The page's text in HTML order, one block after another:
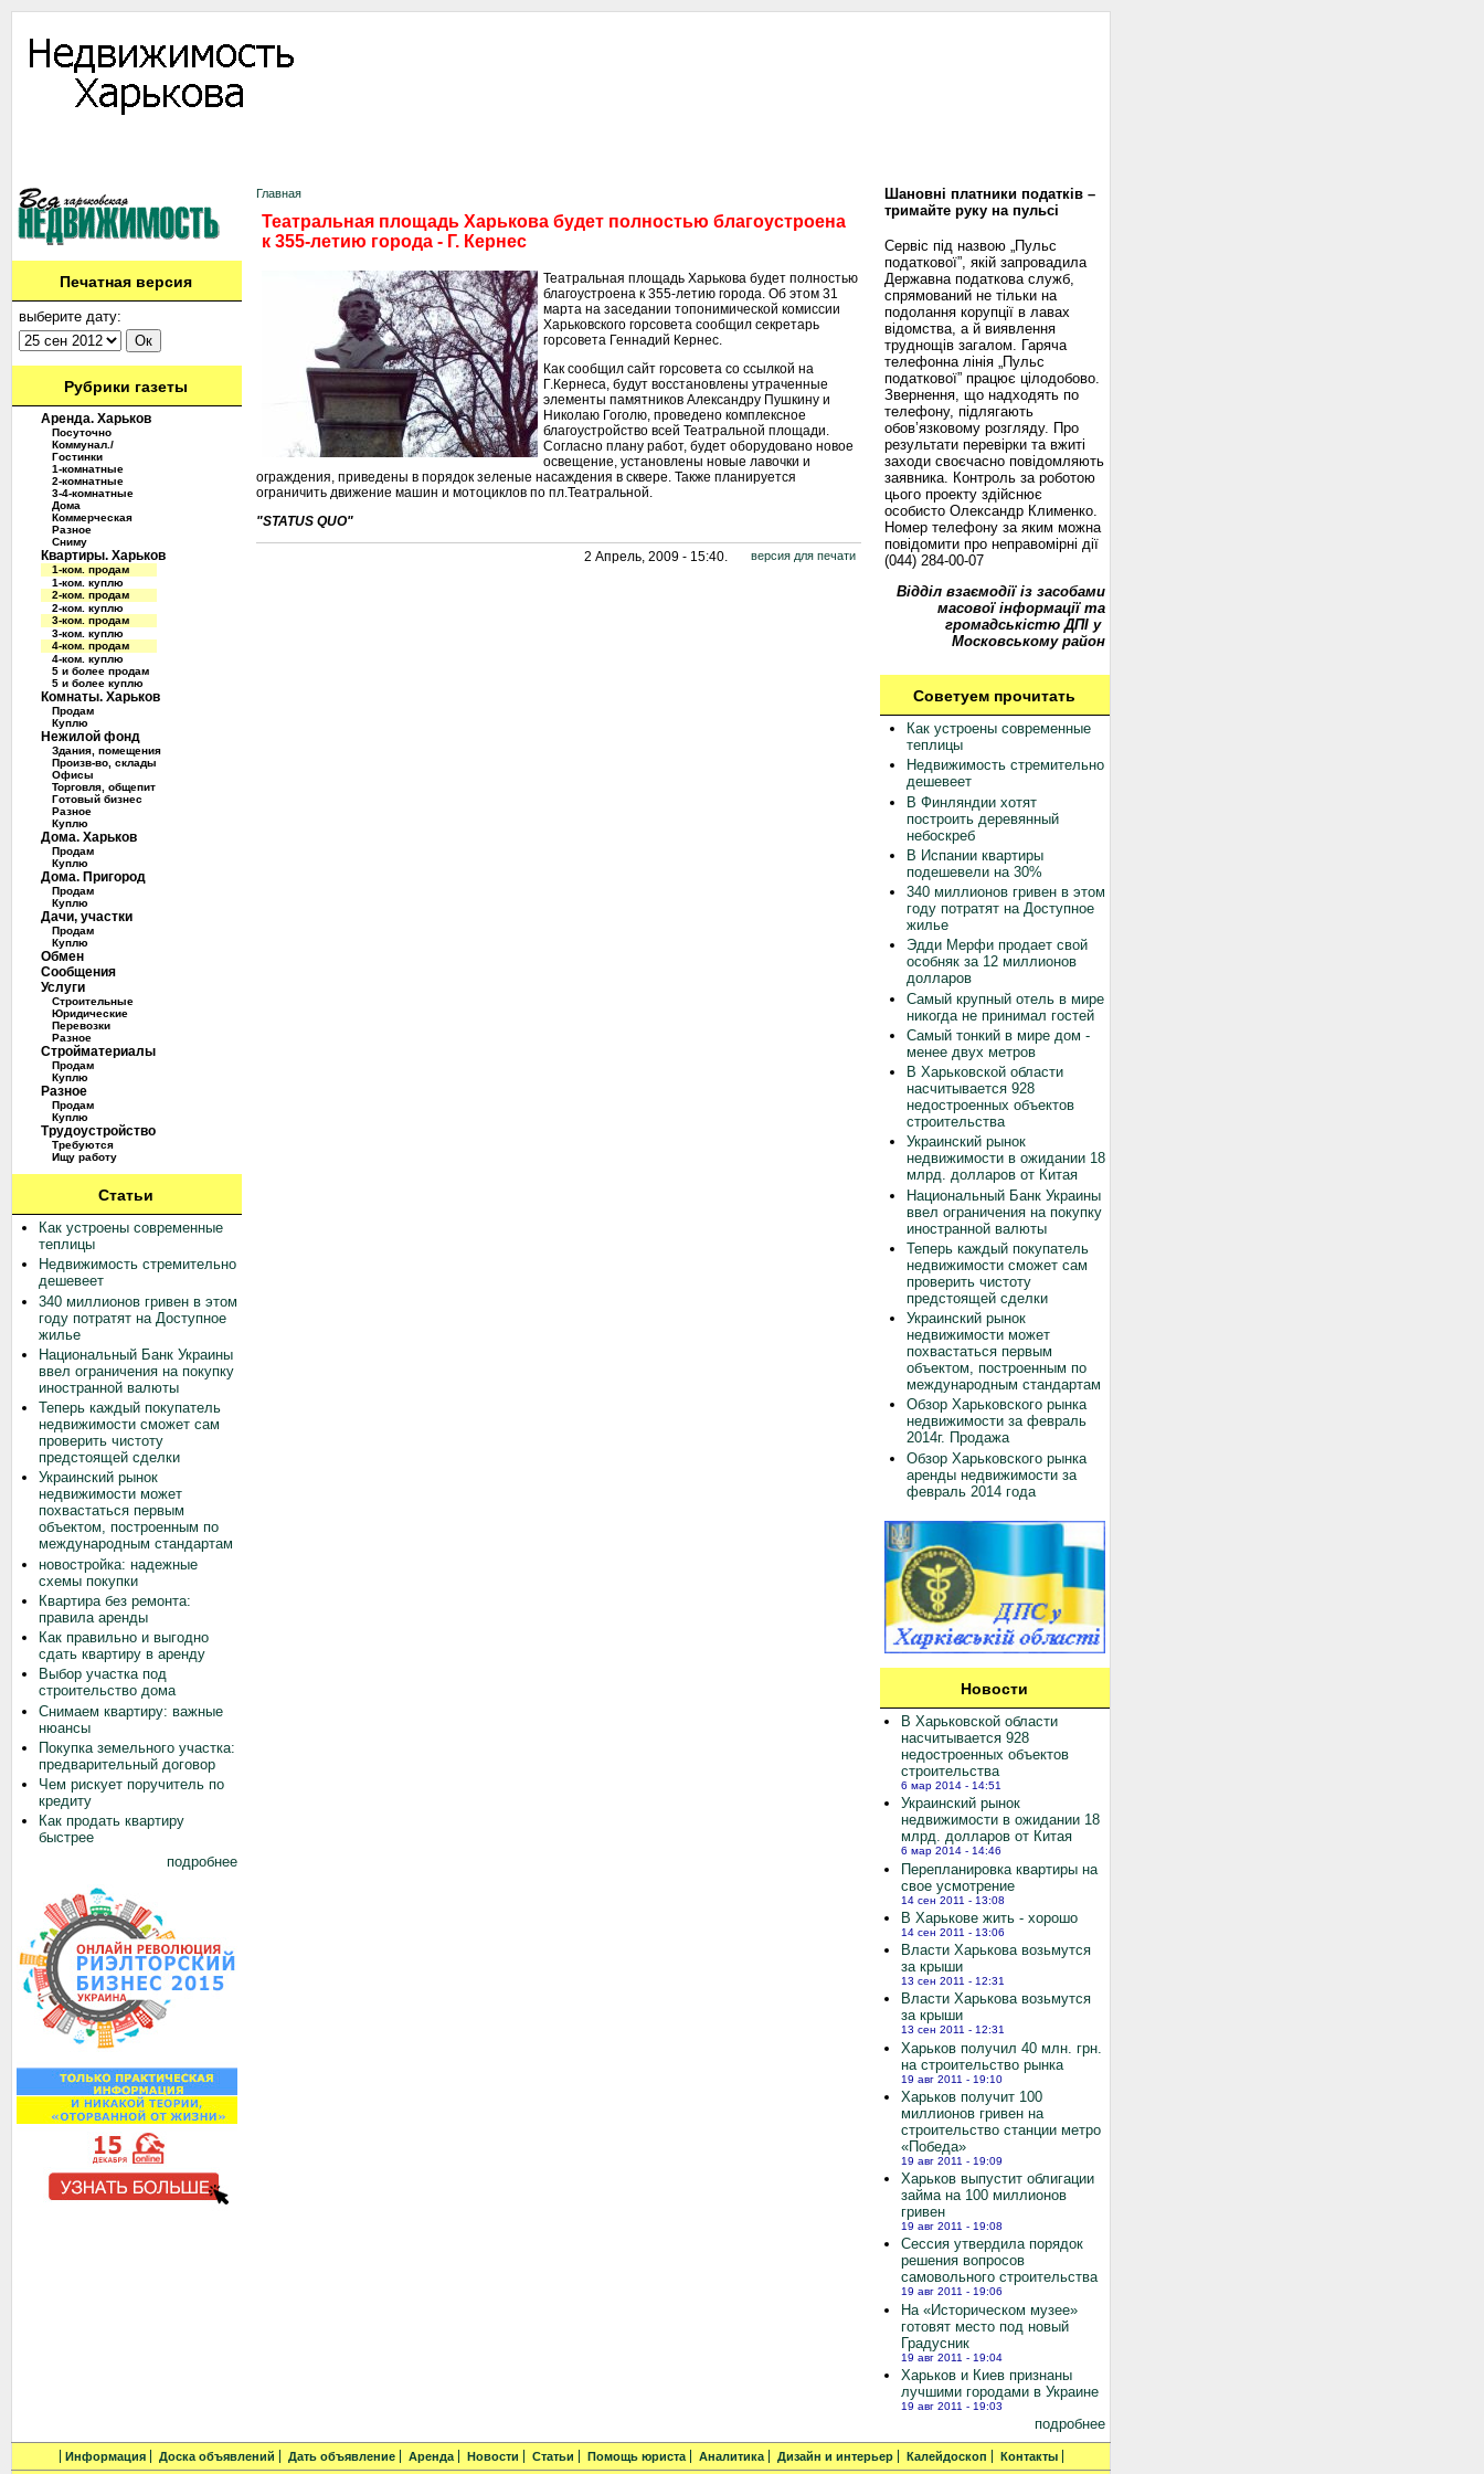
Печатная версия
выберите дату:
Рубрики газеты
Аренда. Харьков
Посуточно
Коммунал./
Гостинки
1-комнатные
2-комнатные
3-4-комнатные
Дома
Коммерческая
Разное
Сниму
Квартиры. Харьков
1-ком. продам
1-ком. куплю
2-ком. продам
2-ком. куплю
3-ком. продам
3-ком. куплю
4-ком. продам
4-ком. куплю
5 и более продам
5 и более куплю
Комнаты. Харьков
Продам
Куплю
Нежилой фонд
Здания, помещения
Произв-во, склады
Офисы
Торговля, общепит
Готовый бизнес
Разное
Куплю
Дома. Харьков
Продам
Куплю
Дома. Пригород
Продам
Куплю
Дачи, участки
Продам
Куплю
Обмен
Сообщения
Услуги
Строительные
Юридические
Перевозки
Разное
Стройматериалы
Продам
Куплю
Разное
Продам
Куплю
Трудоустройство
Требуются
Ищу работу
Статьи
Как устроены современные
теплицы
Недвижимость стремительно
дешевеет
340 миллионов гривен в этом
году потратят на Доступное
жилье
Национальный Банк Украины
ввел ограничения на покупку
иностранной валюты
Теперь каждый покупатель
недвижимости сможет сам
проверить чистоту
предстоящей сделки
Украинский рынок
недвижимости может
похвастаться первым
объектом, построенным по
международным стандартам
новостройка: надежные
схемы покупки
Квартира без ремонта:
правила аренды
Как правильно и выгодно
сдать квартиру в аренду
Выбор участка под
строительство дома
Снимаем квартиру: важные
нюансы
Покупка земельного участка:
предварительный договор
Чем рискует поручитель по
кредиту
Как продать квартиру
быстрее
подробнее
Главная
Театральная площадь Харькова будет полностью благоустроена
к 355-летию города - Г. Кернес
Театральная площадь Харькова будет полностью
благоустроена к 355-летию города. Об этом 31
марта на заседании топонимической комиссии
Харьковского горсовета сообщил секретарь
горсовета Геннадий Кернес.
Как сообщил сайт горсовета со ссылкой на
Г.Кернеса, будут восстановлены утраченные
элементы памятников Александру Пушкину и
Николаю Гоголю, проведено комплексное
благоустройство всей Театральной площади.
Согласно плану работ, будет оборудовано новое
освещение, установлены новые лавочки и
ограждения, приведены в порядок зеленые насаждения в сквере. Также планируется
ограничить движение машин и мотоциклов по пл.Театральной.
"STATUS QUO"
2 Апрель, 2009 - 15:40. версия для печати
Шановні платники податків –
тримайте руку на пульсі
Сервіс під назвою „Пульс
податкової”, якій запровадила
Державна податкова служб,
спрямований не тільки на
подолання корупції в лавах
відомства, а й виявлення
труднощів загалом. Гаряча
телефонна лінія „Пульс
податкової” працює цілодобово.
Звернення, що надходять по
телефону, підлягають
обов’язковому розгляду. Про
результати перевірки та вжиті
заходи своєчасно повідомляють
заявника. Контроль за роботою
цього проекту здійснює
особисто Олександр Клименко.
Номер телефону за яким можна
повідомити про неправомірні дії
(044) 284-00-07
Відділ взаємодії із засобами
масової інформації та
громадськістю ДПІ у
Московському район
Советуем прочитать
Как устроены современные
теплицы
Недвижимость стремительно
дешевеет
В Финляндии хотят
построить деревянный
небоскреб
В Испании квартиры
подешевели на 30%
340 миллионов гривен в этом
году потратят на Доступное
жилье
Эдди Мерфи продает свой
особняк за 12 миллионов
долларов
Самый крупный отель в мире
никогда не принимал гостей
Самый тонкий в мире дом -
менее двух метров
В Харьковской области
насчитывается 928
недостроенных объектов
строительства
Украинский рынок
недвижимости в ожидании 18
млрд. долларов от Китая
Национальный Банк Украины
ввел ограничения на покупку
иностранной валюты
Теперь каждый покупатель
недвижимости сможет сам
проверить чистоту
предстоящей сделки
Украинский рынок
недвижимости может
похвастаться первым
объектом, построенным по
международным стандартам
Обзор Харьковского рынка
недвижимости за февраль
2014г. Продажа
Обзор Харьковского рынка
аренды недвижимости за
февраль 2014 года
Новости
В Харьковской области
насчитывается 928
недостроенных объектов
строительства
6 мар 2014 - 14:51
Украинский рынок
недвижимости в ожидании 18
млрд. долларов от Китая
6 мар 2014 - 14:46
Перепланировка квартиры на
свое усмотрение
14 сен 2011 - 13:08
В Харькове жить - хорошо
14 сен 2011 - 13:06
Власти Харькова возьмутся
за крыши
13 сен 2011 - 12:31
Власти Харькова возьмутся
за крыши
13 сен 2011 - 12:31
Харьков получил 40 млн. грн.
на строительство рынка
19 авг 2011 - 19:10
Харьков получит 100
миллионов гривен на
строительство станции метро
«Победа»
19 авг 2011 - 19:09
Харьков выпустит облигации
займа на 100 миллионов
гривен
19 авг 2011 - 19:08
Сессия утвердила порядок
решения вопросов
самовольного строительства
19 авг 2011 - 19:06
На «Историческом музее»
готовят место под новый
Градусник
19 авг 2011 - 19:04
Харьков и Киев признаны
лучшими городами в Украине
19 авг 2011 - 19:03
подробнее
Информация Доска объявлений Дать объявление Аренда Новости Статьи Помощь юриста Аналитика Дизайн и интерьер Калейдоскоп Контакты